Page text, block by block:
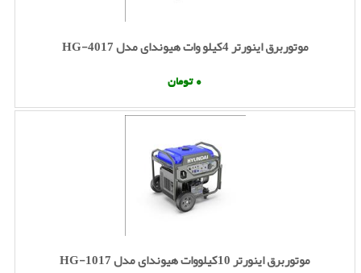
موتوربرق اینورتر 4کیلو وات هیوندای مدل HG-4017
0 تومان
موتوربرق اینورتر 10کیلووات هیوندای مدل HG-1017